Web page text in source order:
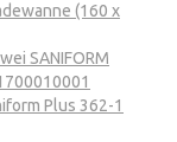
(160 x
SANIFORM
Plus 362-1